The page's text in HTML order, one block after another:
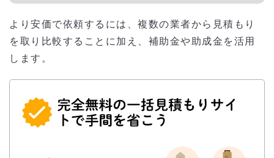
より安価で依頼するには、複数の業者から見積もり
を取り比較することに加え、補助金や助成金を活用
します。